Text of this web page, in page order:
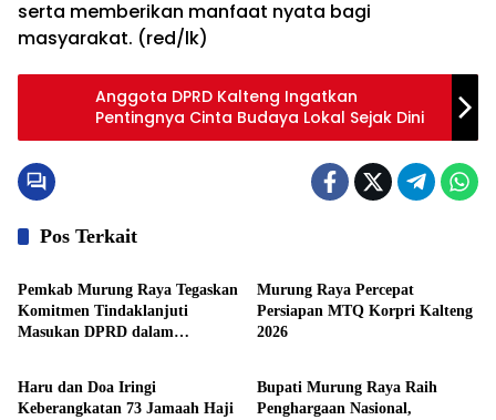
serta memberikan manfaat nyata bagi
masyarakat. (red/lk)
Anggota DPRD Kalteng Ingatkan
Pentingnya Cinta Budaya Lokal Sejak Dini
Pos Terkait
DPRD Mura
Pemkab Murung Raya Tegaskan
Komitmen Tindaklanjuti
Masukan DPRD dalam
Murung Raya Percepat
Persiapan MTQ Korpri Kalteng
2026
Pemkab Mura
Haru dan Doa Iringi
Keberangkatan 73 Jamaah Haji
Pemkab Mura
Bupati Murung Raya Raih
Penghargaan Nasional,